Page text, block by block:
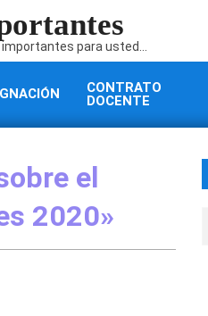
para usted...
CONTRATO
DOCENTE
el
2020»